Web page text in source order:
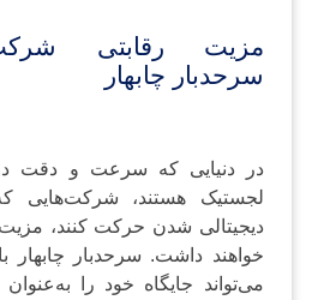
مزیت رقابتی
سرحدبار چابهار
در دنیایی که سرعت و دقت دو
لجستیک هستند، شرکت‌هایی
دیجیتالی شدن حرکت کنند،
خواهند داشت. سرحدبار چابهار
می‌تواند جایگاه خود را